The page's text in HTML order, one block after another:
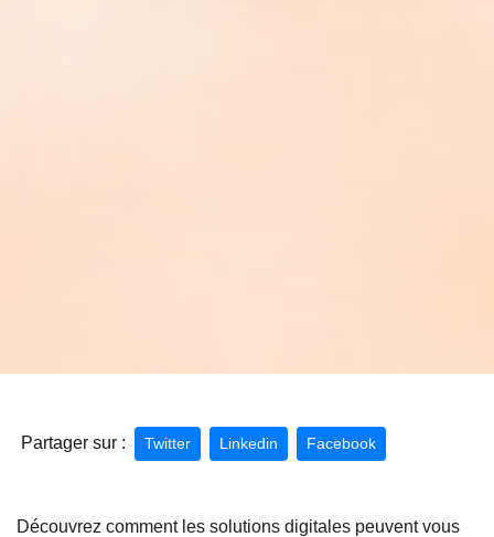
Partager sur : Twitter Linkedin Facebook
Découvrez comment les solutions digitales peuvent vous